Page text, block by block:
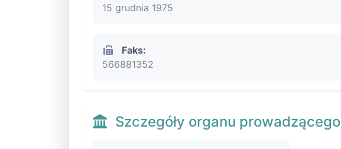
15 grudnia 1975
Faks:
566881352
Szczegóły organu prowadzącego